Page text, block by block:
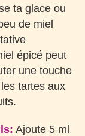
ta glace ou
de miel
épicé peut
une touche
tartes aux
: Ajoute 5 ml